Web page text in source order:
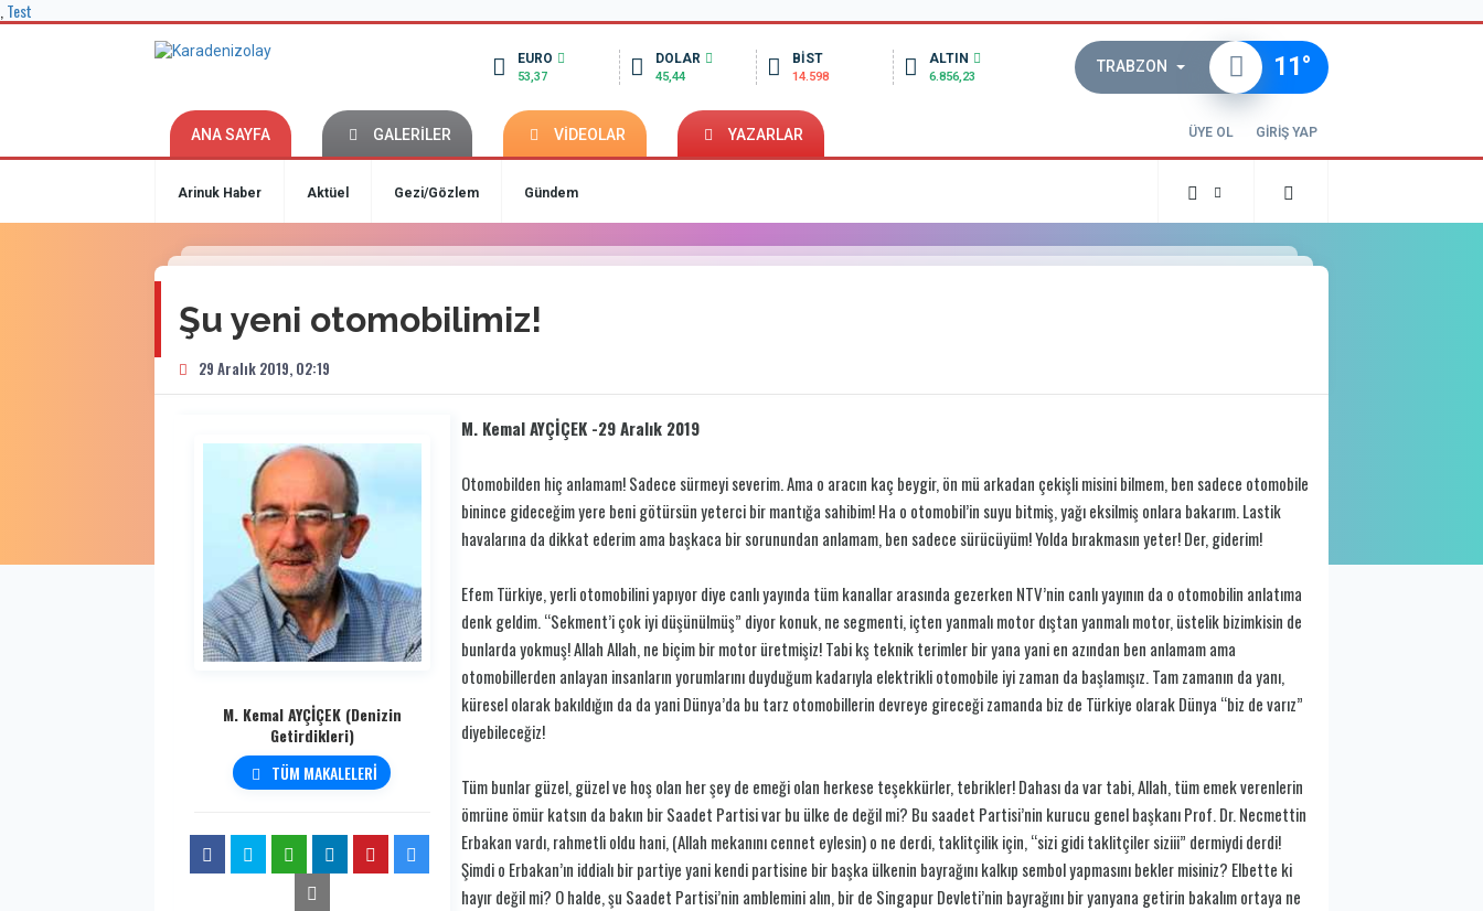
Test
EURO
53,37
DOLAR
45,44
BİST
14.598
ALTIN
6.856,23
TRABZON 11°
ANA SAYFA GALERİLER VİDEOLAR YAZARLAR ÜYE OL GİRİŞ YAP
Arinuk Haber Aktüel Gezi/Gözlem Gündem
Şu yeni otomobilimiz!
29 Aralık 2019, 02:19
M. Kemal AYÇİÇEK (Denizin
Getirdikleri)
TÜM MAKALELERİ
M. Kemal AYÇİÇEK -29 Aralık 2019
Otomobilden hiç anlamam! Sadece sürmeyi severim. Ama o aracın kaç beygir, ön mü arkadan çekişli misini bilmem, ben sadece otomobile
binince gideceğim yere beni götürsün yeterci bir mantığa sahibim! Ha o otomobil’in suyu bitmiş, yağı eksilmiş onlara bakarım. Lastik
havalarına da dikkat ederim ama başkaca bir sorunundan anlamam, ben sadece sürücüyüm! Yolda bırakmasın yeter! Der, giderim!
Efem Türkiye, yerli otomobilini yapıyor diye canlı yayında tüm kanallar arasında gezerken NTV’nin canlı yayının da o otomobilin anlatıma
denk geldim. “Sekment’i çok iyi düşünülmüş” diyor konuk, ne segmenti, içten yanmalı motor dıştan yanmalı motor, üstelik bizimkisin de
bunlarda yokmuş! Allah Allah, ne biçim bir motor üretmişiz! Tabi kş teknik terimler bir yana yani en azından ben anlamam ama
otomobillerden anlayan insanların yorumlarını duyduğum kadarıyla elektrikli otomobile iyi zaman da başlamışız. Tam zamanın da yanı,
küresel olarak bakıldığın da da yani Dünya’da bu tarz otomobillerin devreye gireceği zamanda biz de Türkiye olarak Dünya “biz de varız”
diyebileceğiz!
Tüm bunlar güzel, güzel ve hoş olan her şey de emeği olan herkese teşekkürler, tebrikler! Dahası da var tabi, Allah, tüm emek verenlerin
ömrüne ömür katsın da bakın bir Saadet Partisi var bu ülke de değil mi? Bu saadet Partisi’nin kurucu genel başkanı Prof. Dr. Necmettin
Erbakan vardı, rahmetli oldu hani, (Allah mekanını cennet eylesin) o ne derdi, taklitçilik için, “sizi gidi taklitçiler siziii” dermiydi derdi!
Şimdi o Erbakan’ın iddialı bir partiye yani kendi partisine bir başka ülkenin bayrağını kalkıp sembol yapmasını bekler misiniz? Elbette ki
hayır değil mi? O halde, şu Saadet Partisi’nin amblemini alın, bir de Singapur Devleti’nin bayrağını bir yanyana getirin bakalım ortaya ne